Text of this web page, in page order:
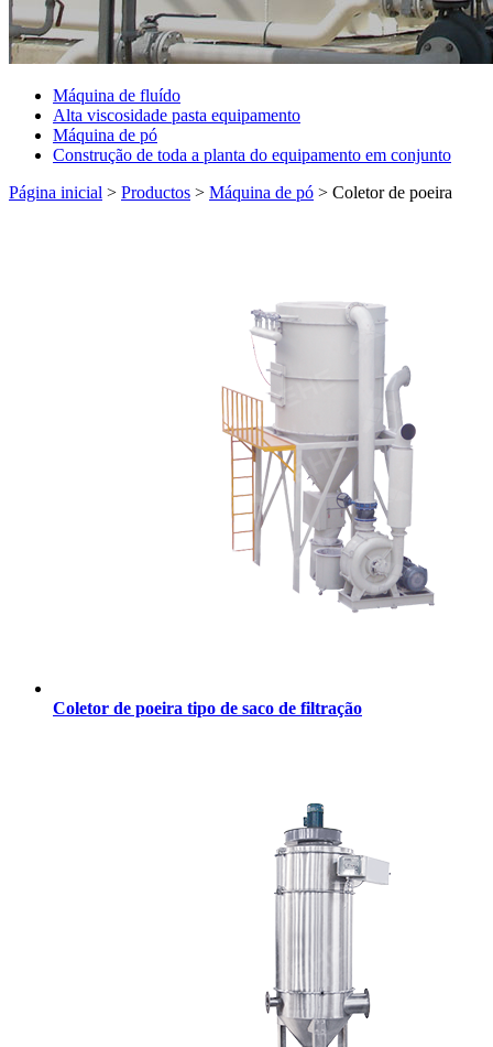
Máquina de fluído
Alta viscosidade pasta equipamento
Máquina de pó
Construção de toda a planta do equipamento em conjunto
Página inicial > Productos > Máquina de pó > Coletor de poeira
Coletor de poeira tipo de saco de filtração